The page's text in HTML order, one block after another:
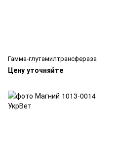
Гамма-глутамилтрансфераза
Цену уточняйте